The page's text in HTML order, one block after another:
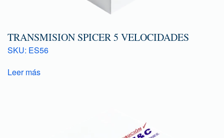
TRANSMISION SPICER 5 VELOCIDADES
SKU: ES56
Leer más